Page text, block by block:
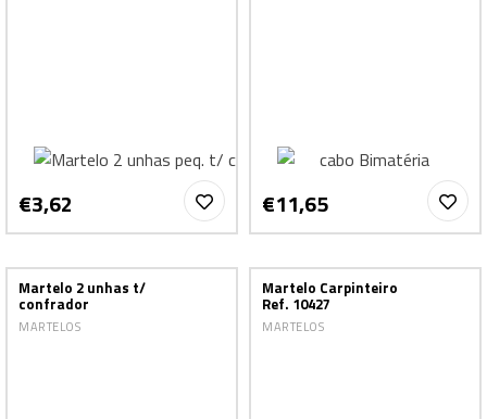
€3,62 €11,65
Martelo 2 unhas t/
confrador
MARTELOS
Martelo Carpinteiro
Ref. 10427
MARTELOS